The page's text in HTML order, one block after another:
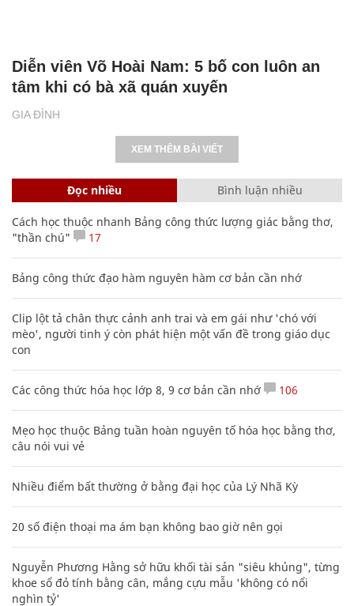
GIA ĐÌNH
Diễn viên Võ Hoài Nam: 5 bố con luôn an
tâm khi có bà xã quán xuyến
XEM THÊM BÀI VIẾT
Đọc nhiều Bình luận nhiều
Cách học thuộc nhanh Bảng công thức lượng giác bằng thơ,
"thần chú"
17
Bảng công thức đạo hàm nguyên hàm cơ bản cần nhớ
Clip lột tả chân thực cảnh anh trai và em gái như 'chó với
mèo', người tinh ý còn phát hiện một vấn đề trong giáo dục
con
Các công thức hóa học lớp 8, 9 cơ bản cần nhớ 106
Mẹo học thuộc Bảng tuần hoàn nguyên tố hóa học bằng thơ,
câu nói vui vẻ
Nhiều điểm bất thường ở bằng đại học của Lý Nhã Kỳ
20 số điện thoại ma ám bạn không bao giờ nên gọi
Nguyễn Phương Hằng sở hữu khối tài sản "siêu khủng", từng
khoe sổ đỏ tính bằng cân, mắng cựu mẫu 'không có nổi
nghìn tỷ'